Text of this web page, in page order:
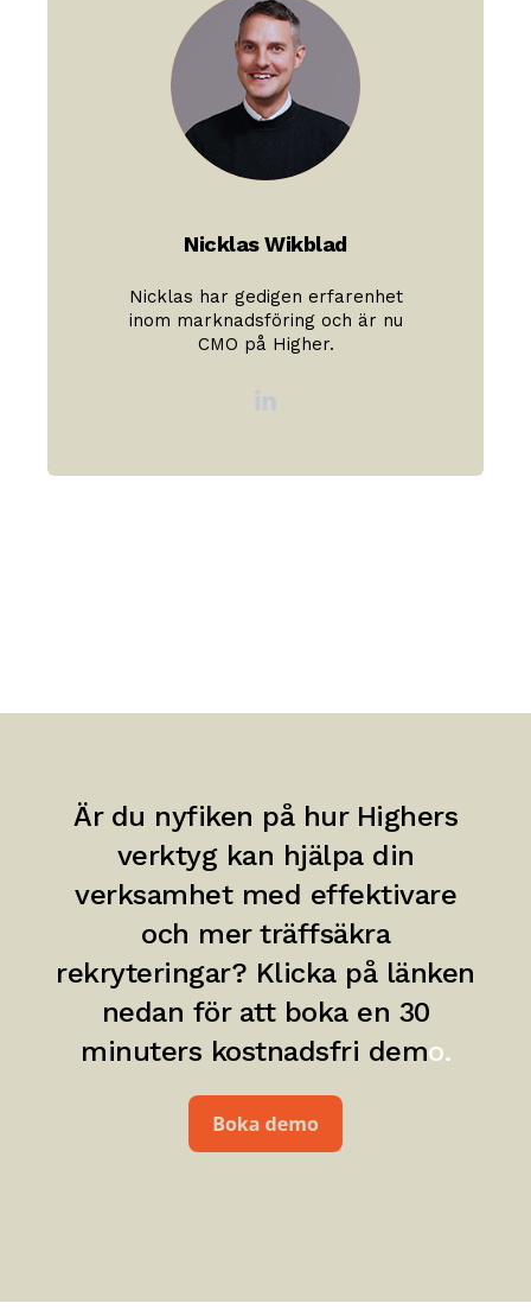
Nicklas Wikblad
Nicklas har gedigen erfarenhet
inom marknadsföring och är nu
CMO på Higher.
Är du nyfiken på hur Highers
verktyg kan hjälpa din
verksamhet med effektivare
och mer träffsäkra
rekryteringar? Klicka på länken
nedan för att boka en 30
minuters kostnadsfri demo.